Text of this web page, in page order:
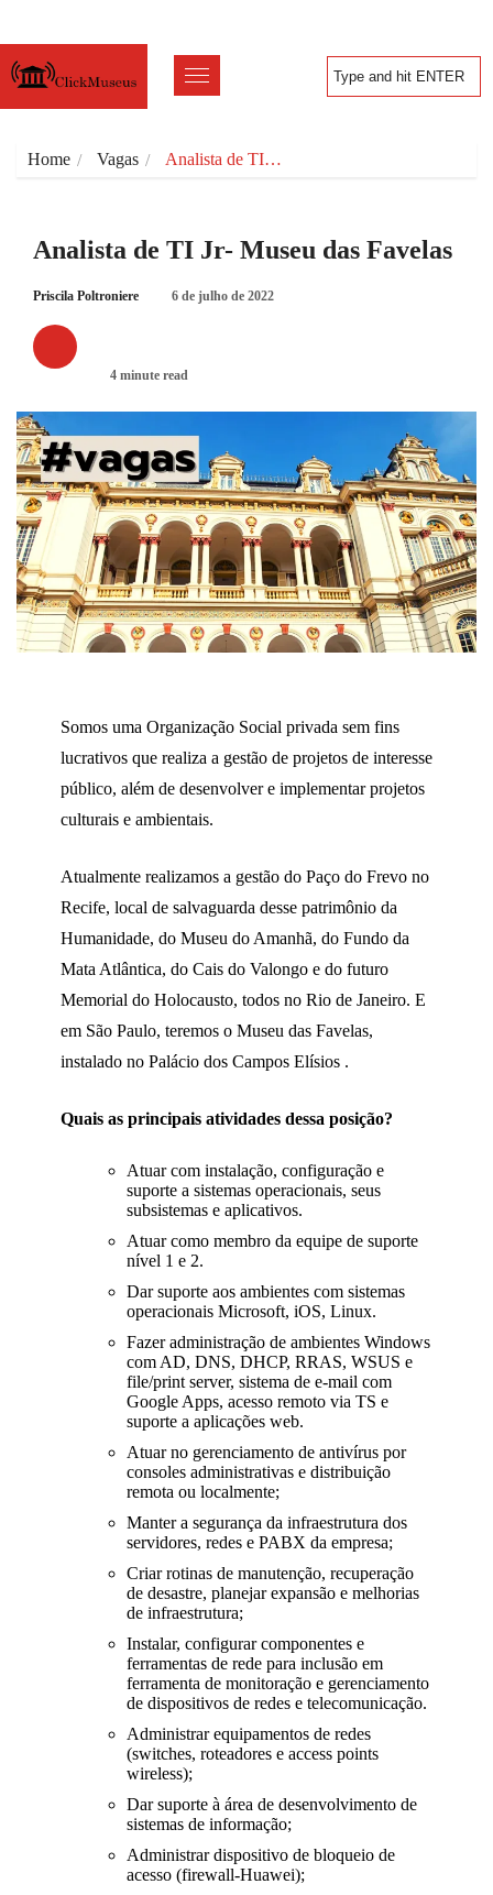
Home Vagas Analista de TI…
Analista de TI Jr- Museu das Favelas
Priscila Poltroniere 6 de julho de 2022
4 minute read
Somos uma Organização Social privada sem fins
lucrativos que realiza a gestão de projetos de interesse
público, além de desenvolver e implementar projetos
culturais e ambientais.
Atualmente realizamos a gestão do Paço do Frevo no
Recife, local de salvaguarda desse patrimônio da
Humanidade, do Museu do Amanhã, do Fundo da
Mata Atlântica, do Cais do Valongo e do futuro
Memorial do Holocausto, todos no Rio de Janeiro. E
em São Paulo, teremos o Museu das Favelas,
instalado no Palácio dos Campos Elísios .
Quais as principais atividades dessa posição?
Atuar com instalação, configuração e
suporte a sistemas operacionais, seus
subsistemas e aplicativos.
Atuar como membro da equipe de suporte
nível 1 e 2.
Dar suporte aos ambientes com sistemas
operacionais Microsoft, iOS, Linux.
Fazer administração de ambientes Windows
com AD, DNS, DHCP, RRAS, WSUS e
file/print server, sistema de e-mail com
Google Apps, acesso remoto via TS e
suporte a aplicações web.
Atuar no gerenciamento de antivírus por
consoles administrativas e distribuição
remota ou localmente;
Manter a segurança da infraestrutura dos
servidores, redes e PABX da empresa;
Criar rotinas de manutenção, recuperação
de desastre, planejar expansão e melhorias
de infraestrutura;
Instalar, configurar componentes e
ferramentas de rede para inclusão em
ferramenta de monitoração e gerenciamento
de dispositivos de redes e telecomunicação.
Administrar equipamentos de redes
(switches, roteadores e access points
wireless);
Dar suporte à área de desenvolvimento de
sistemas de informação;
Administrar dispositivo de bloqueio de
acesso (firewall-Huawei);